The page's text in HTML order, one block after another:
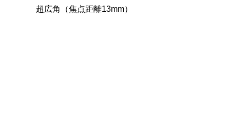
超広角（焦点距離13mm）